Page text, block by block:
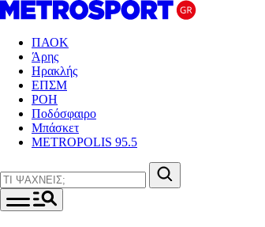
ΠΑΟΚ
Άρης
Ηρακλής
ΕΠΣΜ
ΡΟΗ
Ποδόσφαιρο
Μπάσκετ
METROPOLIS 95.5